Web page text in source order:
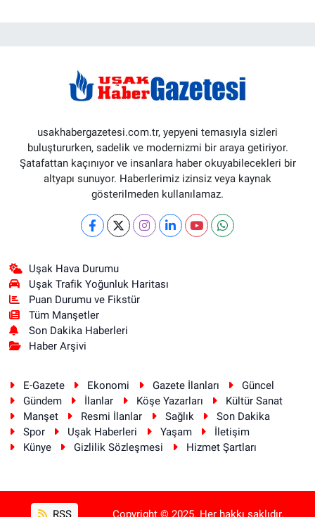
usakhabergazetesi.com.tr, yepyeni temasıyla sizleri
buluştururken, sadelik ve modernizmi bir araya getiriyor.
Şatafattan kaçınıyor ve insanlara haber okuyabilecekleri bir
altyapı sunuyor. Haberlerimiz izinsiz veya kaynak
gösterilmeden kullanılamaz.
Uşak Hava Durumu
Uşak Trafik Yoğunluk Haritası
Puan Durumu ve Fikstür
Tüm Manşetler
Son Dakika Haberleri
Haber Arşivi
E-Gazete Ekonomi Gazete İlanları
Güncel
Gündem
İlanlar Köşe Yazarları
Kültür Sanat
Manşet
Resmi İlanlar Sağlık
Son Dakika
Spor
Uşak Haberleri Yaşam
İletişim
Künye
Gizlilik Sözleşmesi Hizmet Şartları
RSS Copyright © 2025. Her hakkı saklıdır.